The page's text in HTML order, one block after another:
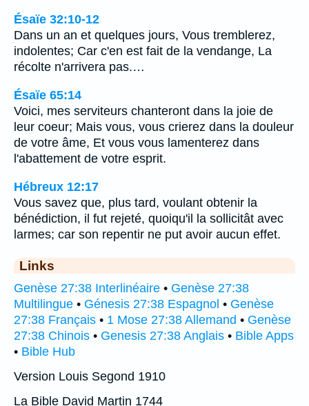
Ésaïe 32:10-12
Dans un an et quelques jours, Vous tremblerez,
indolentes; Car c'en est fait de la vendange, La
récolte n'arrivera pas.…
Ésaïe 65:14
Voici, mes serviteurs chanteront dans la joie de
leur coeur; Mais vous, vous crierez dans la douleur
de votre âme, Et vous vous lamenterez dans
l'abattement de votre esprit.
Hébreux 12:17
Vous savez que, plus tard, voulant obtenir la
bénédiction, il fut rejeté, quoiqu'il la sollicitât avec
larmes; car son repentir ne put avoir aucun effet.
Links
Genèse 27:38 Interlinéaire • Genèse 27:38
Multilingue • Génesis 27:38 Espagnol • Genèse
27:38 Français • 1 Mose 27:38 Allemand • Genèse
27:38 Chinois • Genesis 27:38 Anglais • Bible Apps
• Bible Hub
Version Louis Segond 1910
La Bible David Martin 1744